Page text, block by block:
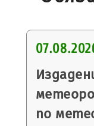
по